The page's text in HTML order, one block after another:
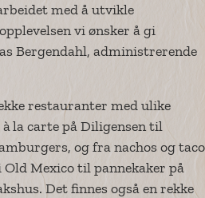
med å utvikle
vi ønsker å gi
Bergendahl, administrerende
restauranter med ulike
la carte på Diligensen til
og fra nachos og taco
Mexico til pannekaker på
Det finnes også en rekke